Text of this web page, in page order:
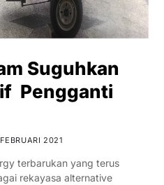
Suguhkan
Pengganti
2021
terbarukan yang terus
rekayasa alternative